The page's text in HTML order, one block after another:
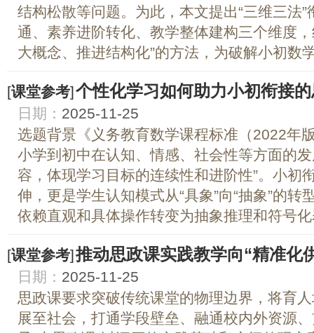
结构松散等问题。为此，本文提出“三维三法
通、素养进阶转化、教学整体建构三个维度
大概念、推进结构化”的方法，为破解小初数
[课堂参考]个性化学习如何助力小初衔接
日期： 2025-11-25
选题背景《义务教育数学课程标准（2022年
小学到初中在认知、情感、社会性等方面的
容，体现学习目标的连续性和进阶性”。小初
伸，更是学生认知模式从“具象”向“抽象”的转
依赖直观和具体操作转变为抽象推理和符号
[课堂参考]推动思政课实践教学向“精准化
日期： 2025-11-25
思政课要求突破传统课堂的物理边界，将育
展至社会，打通学段壁垒、融通校内外资源